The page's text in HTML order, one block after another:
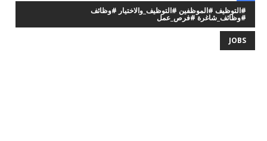
#التوظيف #الموظفين #التوظيف_والاختيار #وظائف
#وظائف_شاغرة #فرص_عمل
JOBS